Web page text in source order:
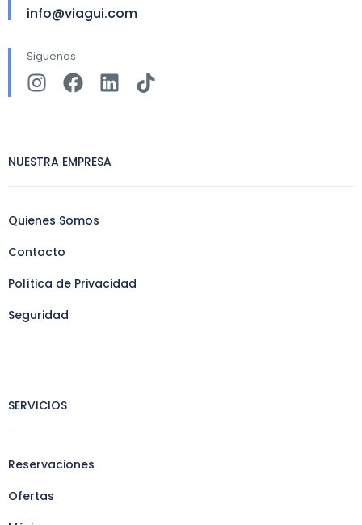
info@viagui.com
Siguenos
NUESTRA EMPRESA
Quienes Somos
Contacto
Política de Privacidad
Seguridad
SERVICIOS
Reservaciones
Ofertas